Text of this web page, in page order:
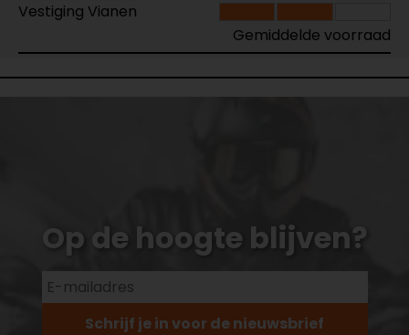
Vestiging Vianen
Gemiddelde voorraad
Op de hoogte blijven?
Schrijf je in voor de nieuwsbrief